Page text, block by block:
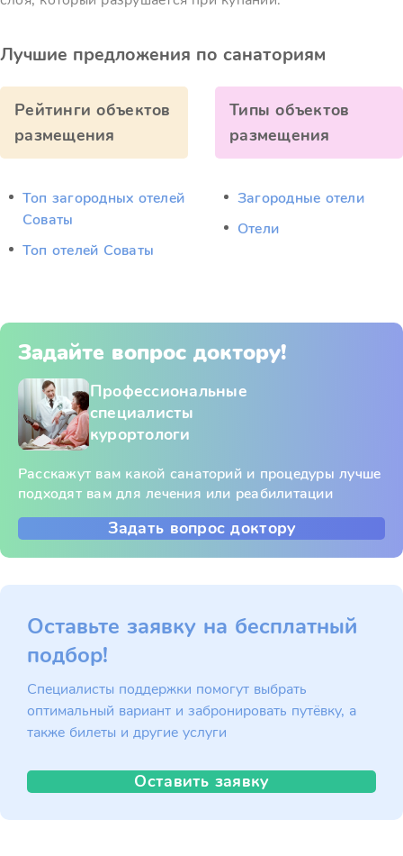
Лучшие предложения по санаториям
Рейтинги объектов
размещения
Топ загородных отелей
Соваты
Топ отелей Соваты
Типы объектов
размещения
Загородные отели
Отели
Задайте вопрос доктору!
Профессиональные
специалисты
курортологи
Расскажут вам какой санаторий и процедуры лучше
подходят вам для лечения или реабилитации
Задать вопрос доктору
Оставьте заявку на бесплатный
подбор!
Специалисты поддержки помогут выбрать
оптимальный вариант и забронировать путёвку, а
также билеты и другие услуги
Оставить заявку